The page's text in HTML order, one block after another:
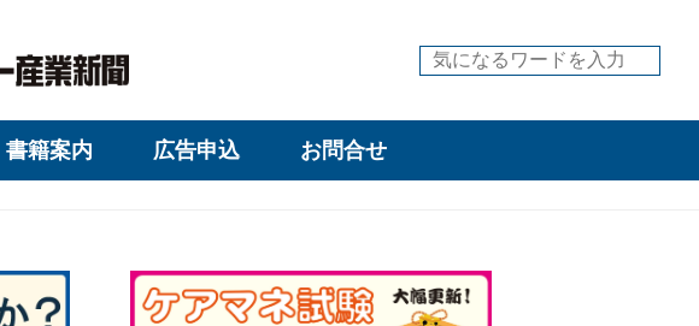
書籍案内 広告申込 お問合せ